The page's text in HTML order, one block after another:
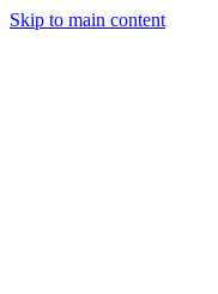
Skip to main content